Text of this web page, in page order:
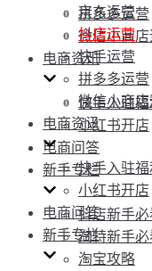
拼多多运营
微信小商店
电商资讯
快手入驻福
小红书开店
电商问答
新手专栏
抖店新手必
淘特新手必
淘宝攻略
京东运营
抖店运营
快手运营
拼多多运营
微信小商店
电商资讯
快手入驻福
小红书开店
电商问答
新手专栏